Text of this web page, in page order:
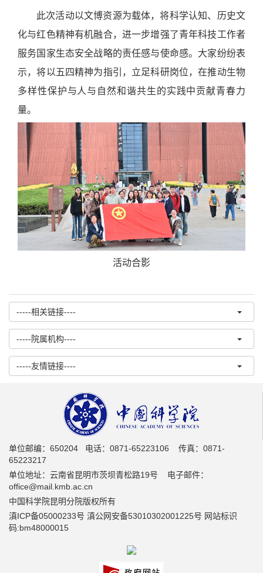
此次活动以文博资源为载体，将科学认知、历史文
化与红色精神有机融合，进一步增强了青年科技工作者
服务国家生态安全战略的责任感与使命感。大家纷纷表
示，将以五四精神为指引，立足科研岗位，在推动生物
多样性保护与人与自然和谐共生的实践中贡献青春力
量。
活动合影
-----相关链接----
-----院属机构----
-----友情链接----
单位邮编：650204 电话：0871-65223106 传真：0871-
65223217
单位地址：云南省昆明市茨坝青松路19号 电子邮件：
office@mail.kmb.ac.cn
中国科学院昆明分院版权所有
滇ICP备05000233号 滇公网安备53010302001225号 网站标识
码:bm48000015